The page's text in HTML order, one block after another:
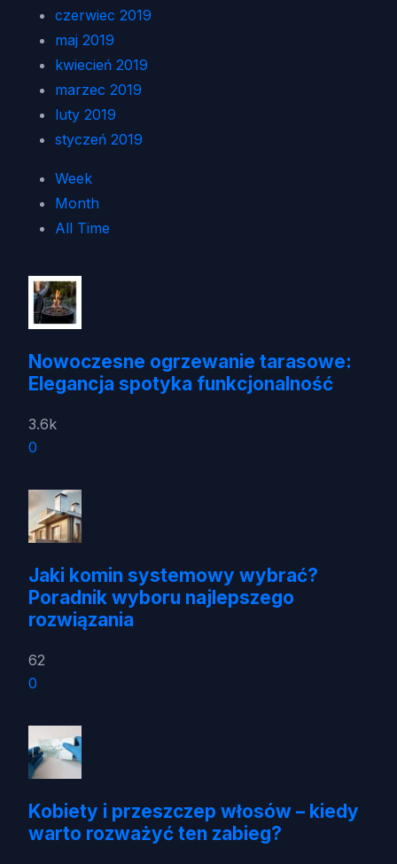
czerwiec 2019
maj 2019
kwiecień 2019
marzec 2019
luty 2019
styczeń 2019
Week
Month
All Time
Nowoczesne ogrzewanie tarasowe:
Elegancja spotyka funkcjonalność
3.6k
0
Jaki komin systemowy wybrać?
Poradnik wyboru najlepszego
rozwiązania
62
0
Kobiety i przeszczep włosów – kiedy
warto rozważyć ten zabieg?